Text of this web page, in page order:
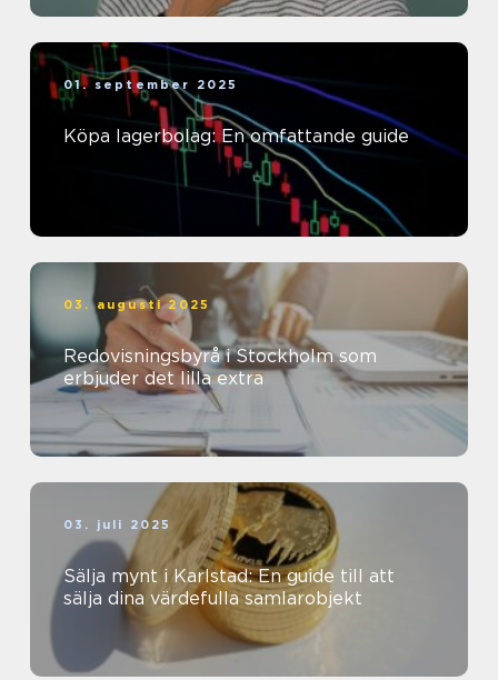
01. september 2025
Köpa lagerbolag: En omfattande guide
03. augusti 2025
Redovisningsbyrå i Stockholm som
erbjuder det lilla extra
03. juli 2025
Sälja mynt i Karlstad: En guide till att
sälja dina värdefulla samlarobjekt